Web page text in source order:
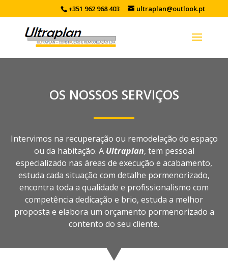
+351 962 968 403 ultraplan@outlook.pt
OS NOSSOS SERVIÇOS
Intervimos na recuperação ou remodelação do espaço
ou da habitação. A Ultraplan, tem pessoal
especializado nas áreas de execução e acabamento,
estuda cada situação com detalhe pormenorizado,
encontra toda a qualidade e profissionalismo com
competência dedicação e brio, estuda a melhor
proposta e elabora um orçamento pormenorizado a
contento do seu cliente.